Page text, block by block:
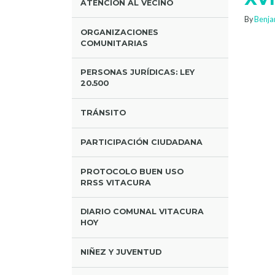
ATENCIÓN AL VECINO
ORGANIZACIONES
COMUNITARIAS
PERSONAS JURÍDICAS: LEY
20.500
TRÁNSITO
PARTICIPACIÓN CIUDADANA
PROTOCOLO BUEN USO
RRSS VITACURA
DIARIO COMUNAL VITACURA
HOY
NIÑEZ Y JUVENTUD
By